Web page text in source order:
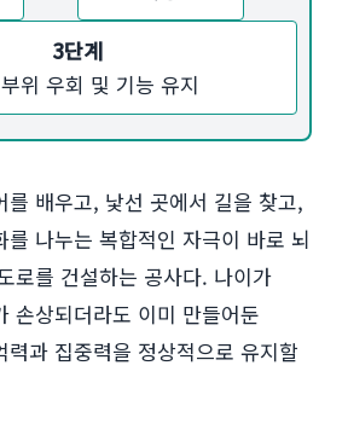
3단계
위 우회 및 기능 유지
를 배우고, 낯선 곳에서 길을 찾고,
를 나누는 복합적인 자극이 바로 뇌
로를 건설하는 공사다. 나이가
손상되더라도 이미 만들어둔
력과 집중력을 정상적으로 유지할